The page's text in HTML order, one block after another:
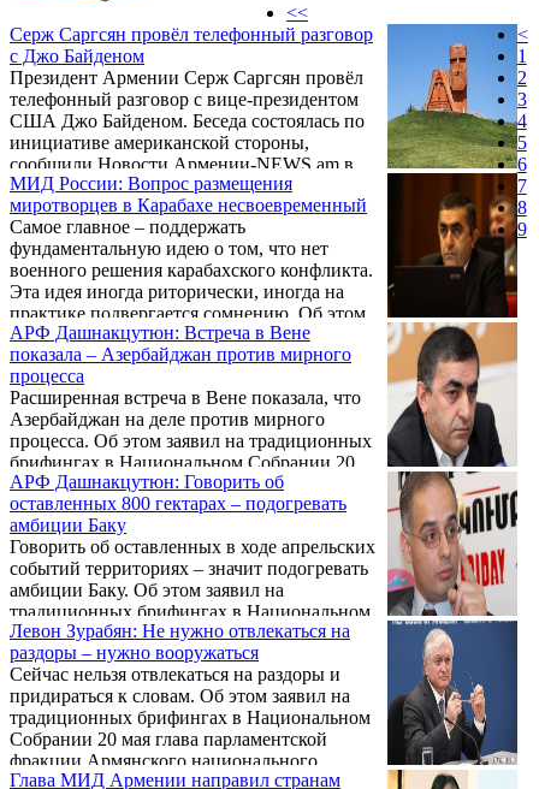
Серж Саргсян провёл телефонный разговор
с Джо Байденом
Президент Армении Серж Саргсян провёл
телефонный разговор с вице-президентом
США Джо Байденом. Беседа состоялась по
инициативе американской стороны,
сообщили Новости Армении-NEWS.am в
пресс-службе главы Армении. Обсуждались
вопросы урегулирования карабахской
проблемы.
МИД России: Вопрос размещения
миротворцев в Карабахе несвоевременный
Самое главное – поддержать
фундаментальную идею о том, что нет
военного решения карабахского конфликта.
Эта идея иногда риторически, иногда на
практике подвергается сомнению. Об этом
в беседе с армянскими журналистами в
Москве заявил директор Четвертого
департамента стран СНГ МИД России
Алексей Павловский.
АРФ Дашнакцутюн: Встреча в Вене
показала – Азербайджан против мирного
процесса
Расширенная встреча в Вене показала, что
Азербайджан на деле против мирного
процесса. Об этом заявил на традиционных
брифингах в Национальном Собрании 20
мая глава парламентской фракции АРФ
Дашнакцутюн Армен Рустамян.
АРФ Дашнакцутюн: Говорить об
оставленных 800 гектарах – подогревать
амбиции Баку
Говорить об оставленных в ходе апрельских
событий территориях – значит подогревать
амбиции Баку. Об этом заявил на
традиционных брифингах в Национальном
Собрании 20 мая глава парламентской
фракции АРФ Дашнакцутюн Армен
Рустамян.
Левон Зурабян: Не нужно отвлекаться на
раздоры – нужно вооружаться
Сейчас нельзя отвлекаться на раздоры и
придираться к словам. Об этом заявил на
традиционных брифингах в Национальном
Собрании 20 мая глава парламентской
фракции Армянского национального
конгресса Левон Зурабян.
Глава МИД Армении направил странам
<<
<
1
2
3
4
5
6
7
8
9